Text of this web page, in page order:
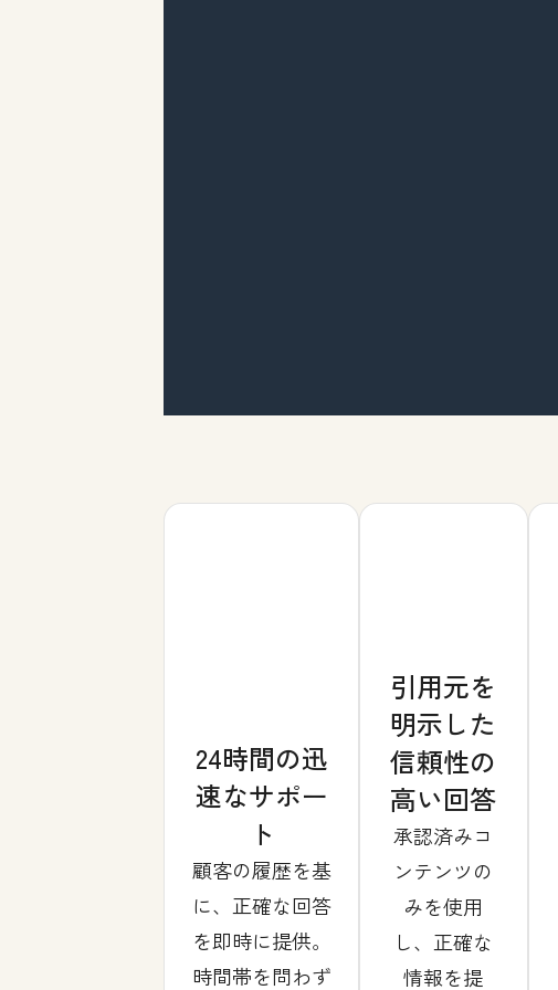
24時間の迅
速なサポー
ト
顧客の履歴を基
に、正確な回答
を即時に提供。
時間帯を問わず
引用元を
明示した
信頼性の
高い回答
承認済みコ
ンテンツの
みを使用
し、正確な
情報を提